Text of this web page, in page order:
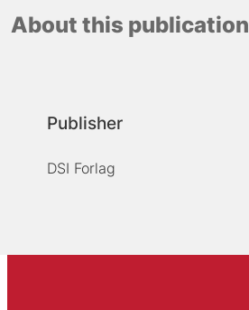
About this publication
Publisher
DSI Forlag